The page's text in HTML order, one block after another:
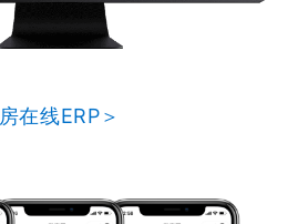
房在线ERP＞